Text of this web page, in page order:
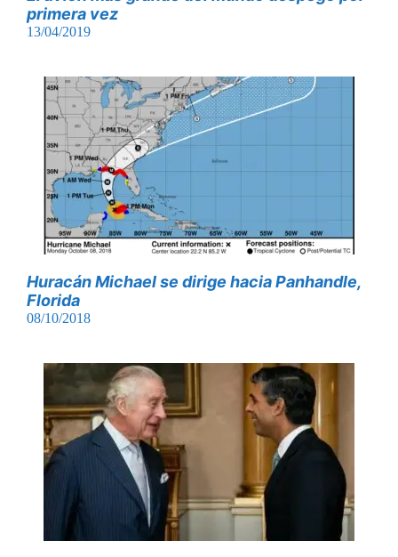
primera vez
13/04/2019
Huracán Michael se dirige hacia Panhandle,
Florida
08/10/2018